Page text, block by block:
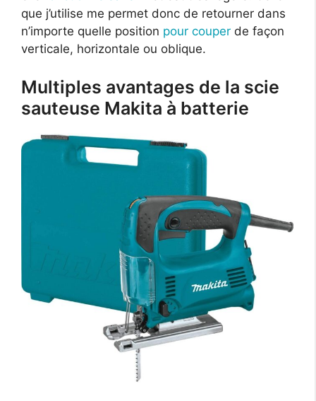
que j’utilise me permet donc de retourner dans
n’importe quelle position pour couper de façon
verticale, horizontale ou oblique.
Multiples avantages de la scie
sauteuse Makita à batterie